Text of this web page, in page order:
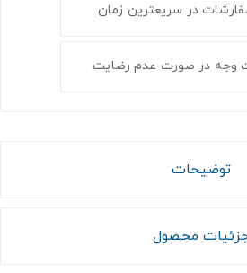
در سریعترین زمان
وجه در صورت عدم رضایت
توضیحات
محصول